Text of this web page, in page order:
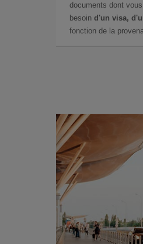
documents dont
besoin d'un visa,
fonction de la